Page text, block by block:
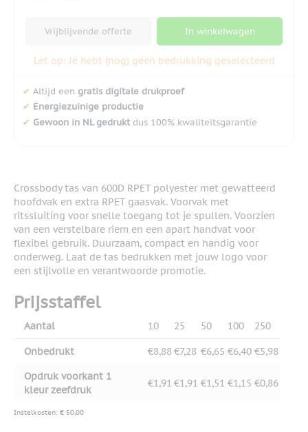
Vrijblijvende offerte In winkelwagen
Let op: Je hebt (nog) geen bedrukking geselecteerd
✔ Altijd een gratis digitale drukproef
✔ Energiezuinige productie
✔ Gewoon in NL gedruktdus 100% kwaliteitsgarantie
Crossbody tas van 600D RPET polyester met gewatteerd
hoofdvak en extra RPET gaasvak. Voorvak met
ritssluiting voor snelle toegang tot je spullen. Voorzien
van een verstelbare riem en een apart handvat voor
flexibel gebruik. Duurzaam, compact en handig voor
onderweg. Laat de tas bedrukken met jouw logo voor
een stijlvolle en verantwoorde promotie.
Prijsstaffel
Aantal 10 25 50 100 250
Onbedrukt €8,88 €7,28 €6,65 €6,40 €5,98
Opdruk voorkant 1
kleur zeefdruk
€1,91 €1,91 €1,51 €1,15 €0,86
Instelkosten: € 50,00